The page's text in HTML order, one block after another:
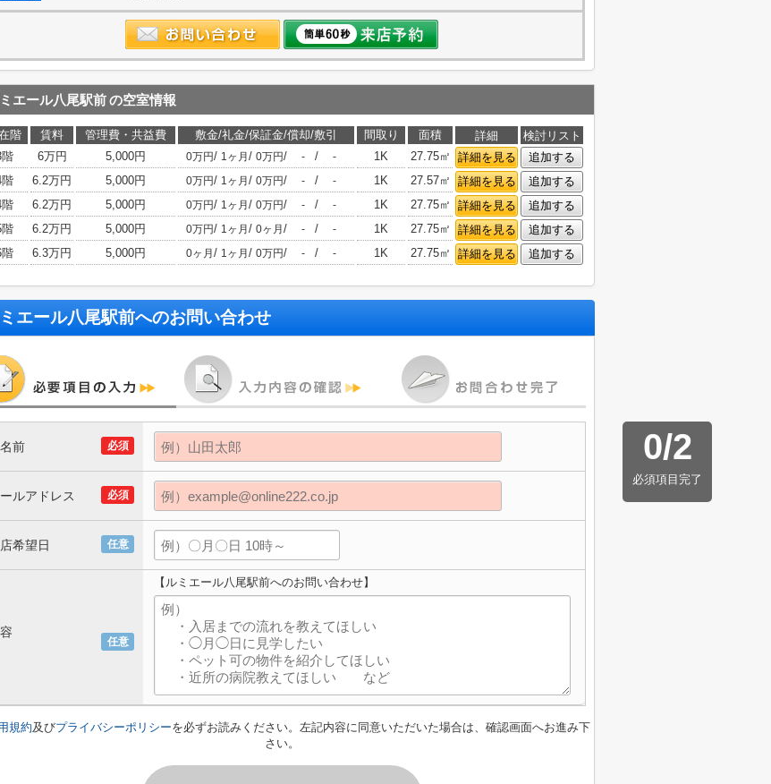
エール八尾駅前の空室情報
階 賃料 管理費・共益費 敷金/礼金/保証金/償却/敷引 間取り 面積 詳細
検討リスト
6万円 5,000円 0万円/ 1ヶ月 / 0万円/ - / - 1K 27.75㎡ 詳細を見る
追加する
6.2万円 5,000円 0万円/ 1ヶ月 / 0万円/ - / - 1K 27.57㎡ 詳細を見る
追加する
6.2万円 5,000円 0万円/ 1ヶ月 / 0万円/ - / - 1K 27.75㎡ 詳細を見る
追加する
6.2万円 5,000円 0万円/ 1ヶ月 / 0ヶ月 / - / - 1K 27.75㎡ 詳細を見る
追加する
6.3万円 5,000円 0ヶ月 / 1ヶ月 / 0万円/ - / - 1K 27.75㎡ 詳細を見る 追加する
エール八尾駅前へのお問い合わせ
0/2
必須項目完了
必須
前
必須
ールアドレス
任意
希望日
任意
【ルミエール八尾駅前へのお問い合わせ】
規約及びプライバシーポリシーを必ずお読みください。左記内容に同意いただいた場合は、確認画面へお進み下
さい。